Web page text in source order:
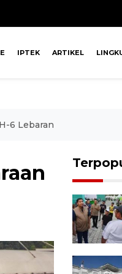
IPTEK ARTIKEL
6 Lebaran